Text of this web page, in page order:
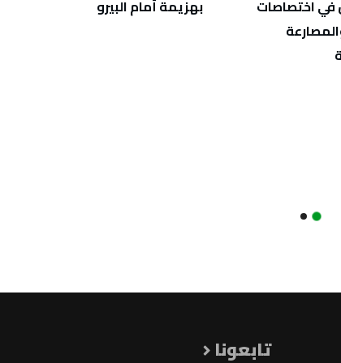
في اختصاصات
بهزيمة أمام البيرو
تابعونا